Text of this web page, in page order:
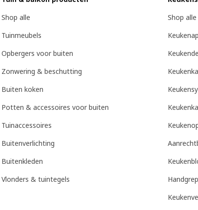
Shop alle
Tuinmeubels
Opbergers voor buiten
Zonwering & beschutting
Buiten koken
Potten & accessoires voor buiten
Tuinaccessoires
Buitenverlichting
Buitenkleden
Vlonders & tuintegels
Shop alle